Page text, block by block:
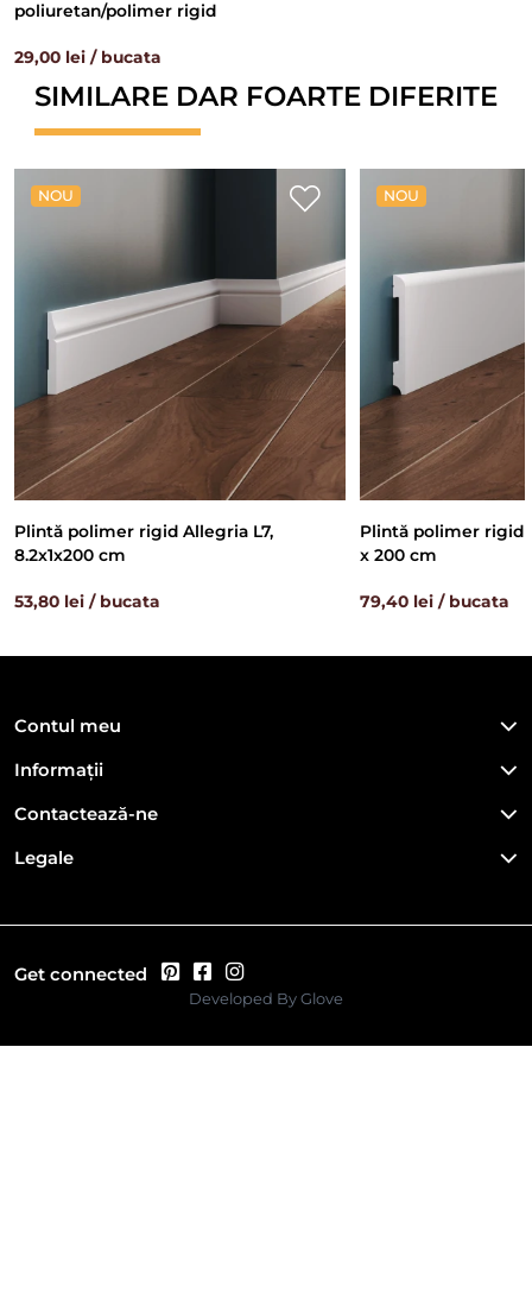
poliuretan/polimer rigid
29,00 lei / bucata
SIMILARE DAR FOARTE DIFERITE
NOU
Plintă polimer rigid Allegria L7,
8.2x1x200 cm
53,80 lei / bucata
NOU
Plintă polimer rigid
x 200 cm
79,40 lei / bucata
Contul meu
Informații
Contactează-ne
Legale
Get connected
Developed By Glove